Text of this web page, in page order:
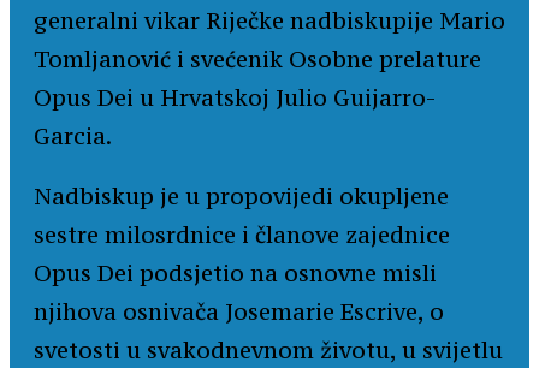
generalni vikar Riječke nadbiskupije Mario
Tomljanović i svećenik Osobne prelature
Opus Dei u Hrvatskoj Julio Guijarro-
Garcia.
Nadbiskup je u propovijedi okupljene
sestre milosrdnice i članove zajednice
Opus Dei podsjetio na osnovne misli
njihova osnivača Josemarie Escrive, o
svetosti u svakodnevnom životu, u svijetlu